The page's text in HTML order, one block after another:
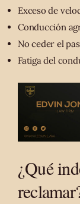
Exceso de
Conducción
No ceder el
Fatiga del
¿Qué